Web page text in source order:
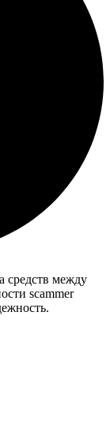
средств между
scammer